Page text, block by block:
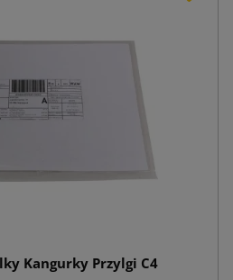
Kangurky Przylgi C4